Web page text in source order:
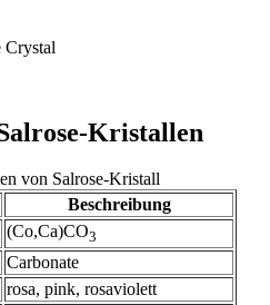
Crystal
Kristallen
von Salrose-Kristall
Beschreibung
(Co,Ca)CO3
Carbonate
rosa, pink, rosaviolett